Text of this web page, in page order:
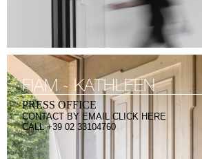
FIAM - KATHLEEN
PRESS OFFICE
CONTACT BY EMAIL CLICK HERE
CALL +39 02 33104760